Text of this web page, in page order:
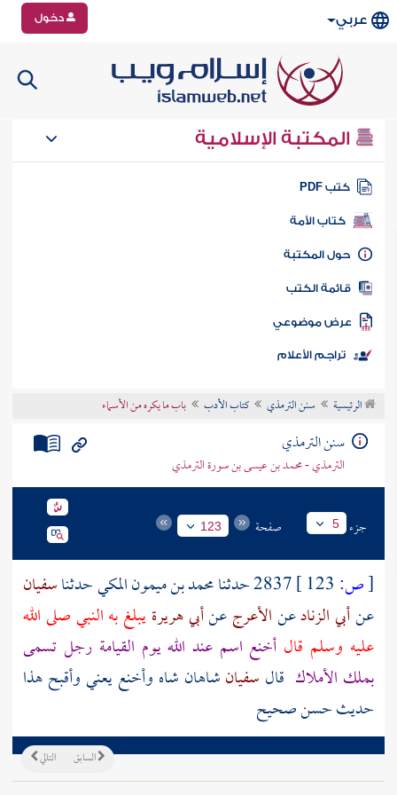
عربي دخول
المكتبة الإسلامية
كتب PDF
كتاب الأمة
المكتبة
الكتب
موضوعي
تراجم الأعلام
الرئيسية سنن الترمذي كتاب الأدب باب ما يكره من الأسماء
سنن الترمذي
الترمذي - محمد بن عيسى بن سورة الترمذي
جزء 5 صفحة 123
[ص: 2837 حدثنا محمد بن ميمون المكيحدثناسفيان
عنأبي الزنادعنالأعرجعنأبي هريرةيبلغ به النبي صلى الله
عليه وسلم قال أخنع اسم عند الله يوم القيامة رجل تسمى
بملك الأملاك قال سفيانشاهان شاه وأخنع يعني وأقبح هذا
حديث حسن صحيح
التالي السابق